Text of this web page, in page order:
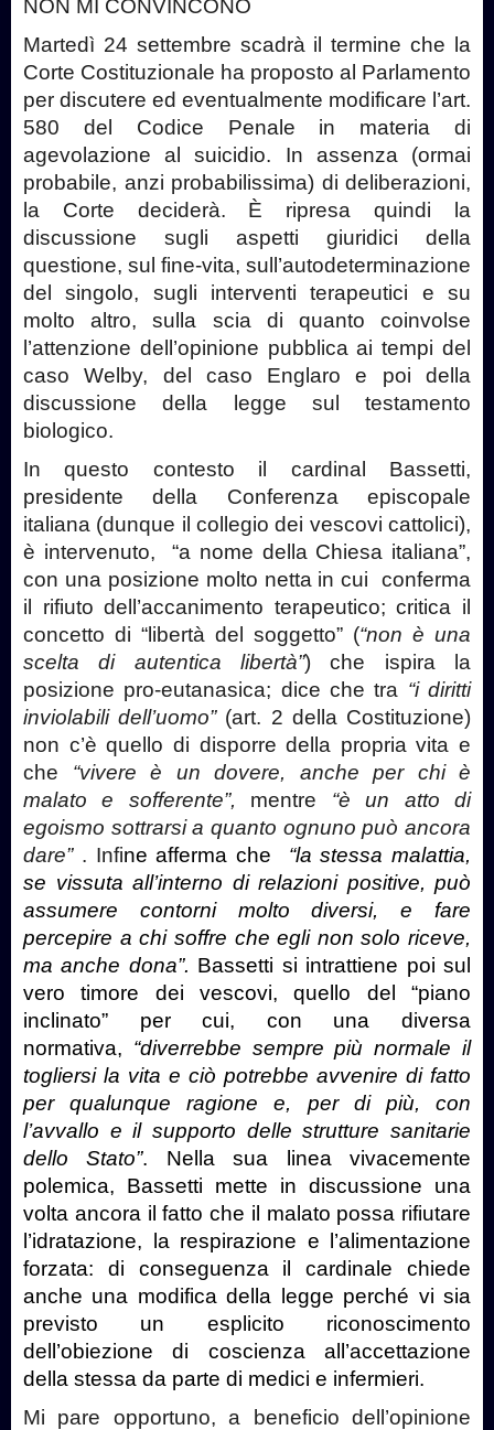
NON MI CONVINCONO
Martedì 24 settembre scadrà il termine che la
Corte Costituzionale ha proposto al Parlamento
per discutere ed eventualmente modificare l’art.
580 del Codice Penale in materia di
agevolazione al suicidio. In assenza (ormai
probabile, anzi probabilissima) di deliberazioni,
la Corte deciderà. È ripresa quindi la
discussione sugli aspetti giuridici della
questione, sul fine-vita, sull’autodeterminazione
del singolo, sugli interventi terapeutici e su
molto altro, sulla scia di quanto coinvolse
l’attenzione dell’opinione pubblica ai tempi del
caso Welby, del caso Englaro e poi della
discussione della legge sul testamento
biologico.
In questo contesto il cardinal Bassetti,
presidente della Conferenza episcopale
italiana (dunque il collegio dei vescovi cattolici),
è intervenuto, “a nome della Chiesa italiana”,
con una posizione molto netta in cui conferma
il rifiuto dell’accanimento terapeutico; critica il
concetto di “libertà del soggetto” (“non è una
scelta di autentica libertà”) che ispira la
posizione pro-eutanasica; dice che tra “i diritti
inviolabili dell’uomo” (art. 2 della Costituzione)
non c’è quello di disporre della propria vita e
che “vivere è un dovere, anche per chi è
malato e sofferente”,
mentre “è un atto di
egoismo sottrarsi a quanto ognuno può ancora
dare” . Infine afferma che “la stessa malattia,
se vissuta all’interno di relazioni positive, può
assumere contorni molto diversi, e fare
percepire a chi soffre che egli non solo riceve,
ma anche dona”. Bassetti si intrattiene poi sul
vero timore dei vescovi, quello del “piano
inclinato” per cui, con una diversa
normativa, “diverrebbe sempre più normale il
togliersi la vita e ciò potrebbe avvenire di fatto
per qualunque ragione e, per di più, con
l’avvallo e il supporto delle strutture sanitarie
dello Stato”. Nella sua linea vivacemente
polemica, Bassetti mette in discussione una
volta ancora il fatto che il malato possa rifiutare
l’idratazione, la respirazione e l’alimentazione
forzata: di conseguenza il cardinale chiede
anche una modifica della legge perché vi sia
previsto un esplicito riconoscimento
dell’obiezione di coscienza all’accettazione
della stessa da parte di medici e infermieri.
Mi pare opportuno, a beneficio dell’opinione